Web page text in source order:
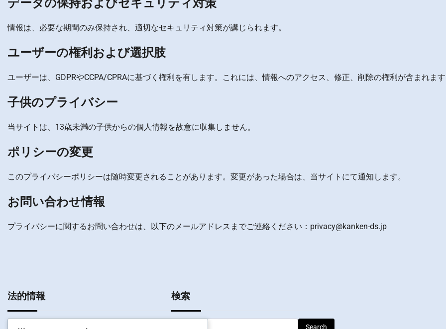
データの保持およびセキュリティ対策
情報は、必要な期間のみ保持され、適切なセキュリティ対策が講じられます。
ユーザーの権利および選択肢
ユーザーは、GDPRやCCPA/CPRAに基づく権利を有します。これには、情報へのアクセス、修正、削除の権利が含まれま
子供のプライバシー
当サイトは、13歳未満の子供からの個人情報を故意に収集しません。
ポリシーの変更
このプライバシーポリシーは随時変更されることがあります。変更があった場合は、当サイトにて通知します。
お問い合わせ情報
プライバシーに関するお問い合わせは、以下のメールアドレスまでご連絡ください： privacy@kanken-ds.jp
法的情報 検索